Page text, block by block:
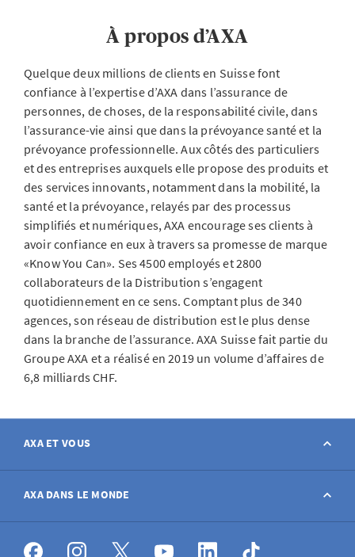
À propos d’AXA
Quelque deux millions de clients en Suisse font
confiance à l’expertise d’AXA dans l’assurance de
personnes, de choses, de la responsabilité civile, dans
l’assurance-vie ainsi que dans la prévoyance santé et la
prévoyance professionnelle. Aux côtés des particuliers
et des entreprises auxquels elle propose des produits et
des services innovants, notamment dans la mobilité, la
santé et la prévoyance, relayés par des processus
simplifiés et numériques, AXA encourage ses clients à
avoir confiance en eux à travers sa promesse de marque
«Know You Can». Ses 4500 employés et 2800
collaborateurs de la Distribution s’engagent
quotidiennement en ce sens. Comptant plus de 340
agences, son réseau de distribution est le plus dense
dans la branche de l’assurance. AXA Suisse fait partie du
Groupe AXA et a réalisé en 2019 un volume d’affaires de
6,8 milliards CHF.
AXA ET VOUS
Contact
Déclarer sinistre
AXA DANS LE MONDE
AXA dans le monde